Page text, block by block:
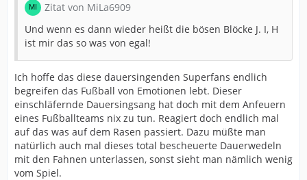
Zitat von MiLa6909
Und wenn es dann wieder heißt die bösen Blöcke J. I, H
ist mir das so was von egal!
Ich hoffe das diese dauersingenden Superfans endlich
begreifen das Fußball von Emotionen lebt. Dieser
einschläfernde Dauersingsang hat doch mit dem Anfeuern
eines Fußballteams nix zu tun. Reagiert doch endlich mal
auf das was auf dem Rasen passiert. Dazu müßte man
natürlich auch mal dieses total bescheuerte Dauerwedeln
mit den Fahnen unterlassen, sonst sieht man nämlich wenig
vom Spiel.